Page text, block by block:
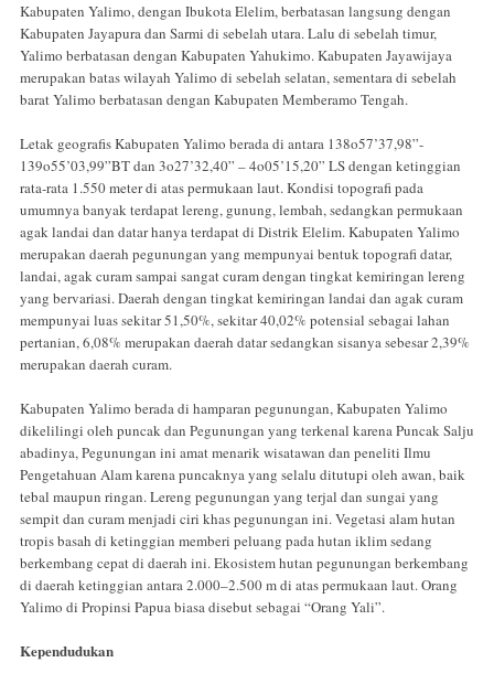
Kabupaten Yalimo, dengan Ibukota Elelim, berbatasan langsung dengan
Kabupaten Jayapura dan Sarmi di sebelah utara. Lalu di sebelah timur,
Yalimo berbatasan dengan Kabupaten Yahukimo. Kabupaten Jayawijaya
merupakan batas wilayah Yalimo di sebelah selatan, sementara di sebelah
barat Yalimo berbatasan dengan Kabupaten Memberamo Tengah.
Letak geografis Kabupaten Yalimo berada di antara 138o57’37,98”-
139o55’03,99”BT dan 3o27’32,40” – 4o05’15,20” LS dengan ketinggian
rata-rata 1.550 meter di atas permukaan laut. Kondisi topografi pada
umumnya banyak terdapat lereng, gunung, lembah, sedangkan permukaan
agak landai dan datar hanya terdapat di Distrik Elelim. Kabupaten Yalimo
merupakan daerah pegunungan yang mempunyai bentuk topografi datar,
landai, agak curam sampai sangat curam dengan tingkat kemiringan lereng
yang bervariasi. Daerah dengan tingkat kemiringan landai dan agak curam
mempunyai luas sekitar 51,50%, sekitar 40,02% potensial sebagai lahan
pertanian, 6,08% merupakan daerah datar sedangkan sisanya sebesar 2,39%
merupakan daerah curam.
Kabupaten Yalimo berada di hamparan pegunungan, Kabupaten Yalimo
dikelilingi oleh puncak dan Pegunungan yang terkenal karena Puncak Salju
abadinya, Pegunungan ini amat menarik wisatawan dan peneliti Ilmu
Pengetahuan Alam karena puncaknya yang selalu ditutupi oleh awan, baik
tebal maupun ringan. Lereng pegunungan yang terjal dan sungai yang
sempit dan curam menjadi ciri khas pegunungan ini. Vegetasi alam hutan
tropis basah di ketinggian memberi peluang pada hutan iklim sedang
berkembang cepat di daerah ini. Ekosistem hutan pegunungan berkembang
di daerah ketinggian antara 2.000–2.500 m di atas permukaan laut. Orang
Yalimo di Propinsi Papua biasa disebut sebagai “Orang Yali”.
Kependudukan